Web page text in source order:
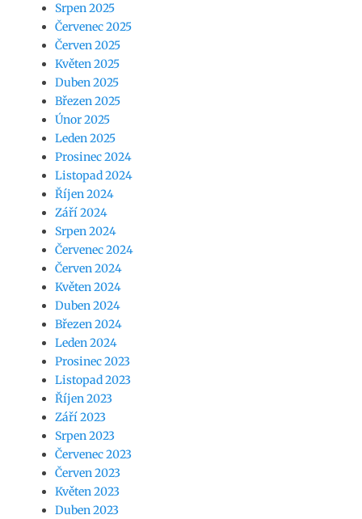
Srpen 2025
Červenec 2025
Červen 2025
Květen 2025
Duben 2025
Březen 2025
Únor 2025
Leden 2025
Prosinec 2024
Listopad 2024
Říjen 2024
Září 2024
Srpen 2024
Červenec 2024
Červen 2024
Květen 2024
Duben 2024
Březen 2024
Leden 2024
Prosinec 2023
Listopad 2023
Říjen 2023
Září 2023
Srpen 2023
Červenec 2023
Červen 2023
Květen 2023
Duben 2023